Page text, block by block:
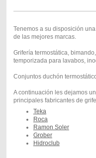
Tenemos a su disposición
de las mejores marcas.
Grifería termostática,
temporizada para lavabos,
Conjuntos duchón
A continuación les dejamos
principales fabricantes de
Teka
Roca
Ramon Soler
Grober
Hidroclub